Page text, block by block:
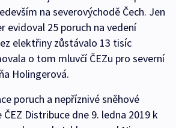
na severovýchodě Čech. Jen
evidoval 25 poruch na vedení
elektřiny zůstávalo 13 tisíc
o tom mluvčí ČEZu pro severní
Holingerová.
poruch a nepříznivé sněhové
Distribuce dne 9. ledna 2019 k